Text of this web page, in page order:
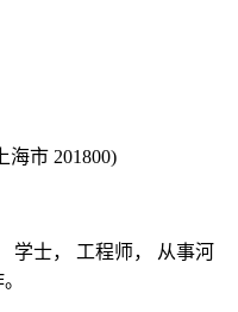
海市 201800)
学士， 工程师， 从事河